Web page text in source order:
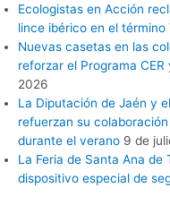
Ecologistas en Acción
lince ibérico en el término
Nuevas casetas en las
reforzar el Programa
2026
La Diputación de Jaén y
refuerzan su
durante el verano 9 de
La Feria de Santa Ana
dispositivo especial de